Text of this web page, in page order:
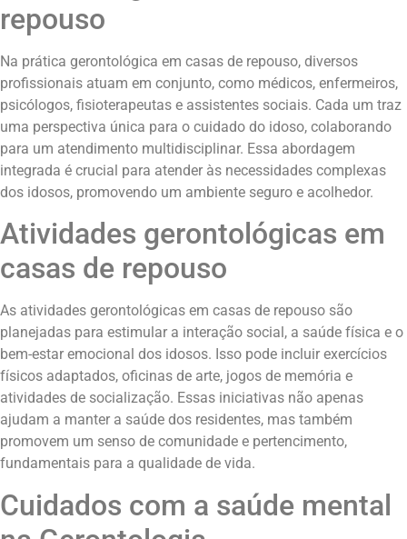
repouso
Na prática gerontológica em casas de repouso, diversos
profissionais atuam em conjunto, como médicos, enfermeiros,
psicólogos, fisioterapeutas e assistentes sociais. Cada um traz
uma perspectiva única para o cuidado do idoso, colaborando
para um atendimento multidisciplinar. Essa abordagem
integrada é crucial para atender às necessidades complexas
dos idosos, promovendo um ambiente seguro e acolhedor.
Atividades gerontológicas em
casas de repouso
As atividades gerontológicas em casas de repouso são
planejadas para estimular a interação social, a saúde física e o
bem-estar emocional dos idosos. Isso pode incluir exercícios
físicos adaptados, oficinas de arte, jogos de memória e
atividades de socialização. Essas iniciativas não apenas
ajudam a manter a saúde dos residentes, mas também
promovem um senso de comunidade e pertencimento,
fundamentais para a qualidade de vida.
Cuidados com a saúde mental